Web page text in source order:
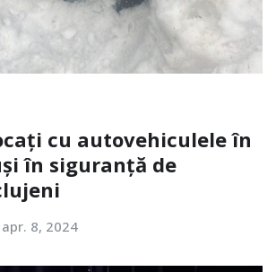
cu autovehiculele în
în siguranță de
apr. 8, 2024